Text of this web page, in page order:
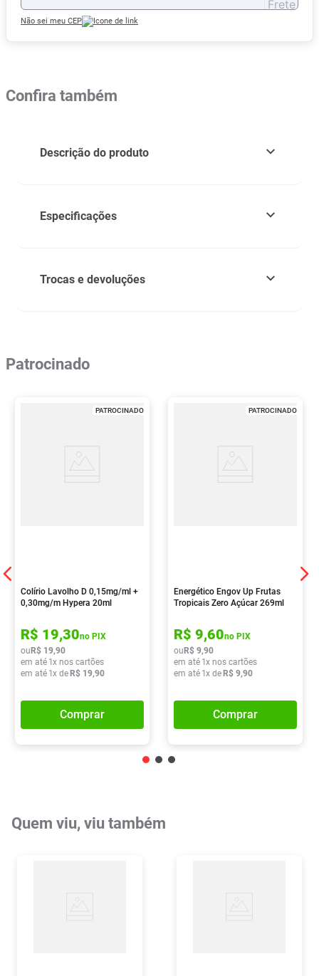
Não sei meu CEP
Confira também
Descrição do produto
Especificações
Trocas e devoluções
Patrocinado
PATROCINADO
Colírio Lavolho D 0,15mg/ml +
0,30mg/m Hypera 20ml
R$ 19,30no PIX
ou R$ 19,90
em até 1x nos cartões
em até 1x de R$ 19,90
Comprar
PATROCINADO
Energético Engov Up Frutas
Tropicais Zero Açúcar 269ml
R$ 9,60no PIX
ou R$ 9,90
em até 1x nos cartões
em até 1x de R$ 9,90
Comprar
Quem viu, viu também